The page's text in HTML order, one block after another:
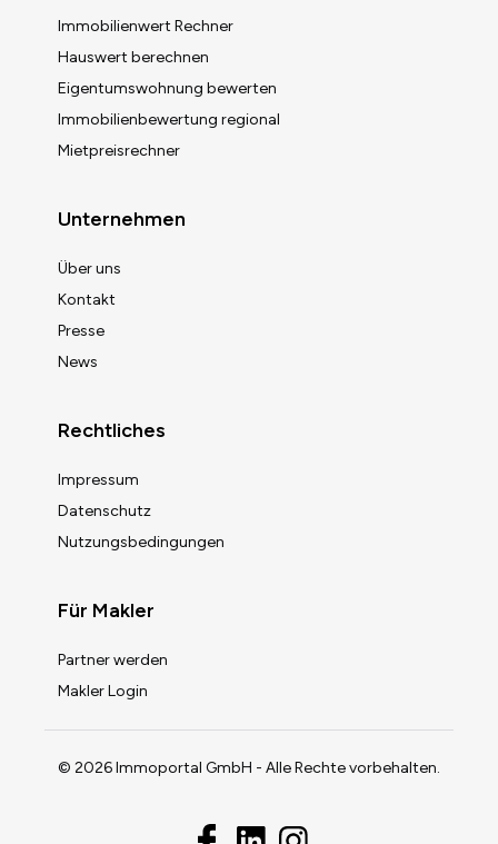
Immobilienwert Rechner
Hauswert berechnen
Eigentumswohnung bewerten
Immobilienbewertung regional
Mietpreisrechner
Unternehmen
Über uns
Kontakt
Presse
News
Rechtliches
Impressum
Datenschutz
Nutzungsbedingungen
Für Makler
Partner werden
Makler Login
© 2026 Immoportal GmbH - Alle Rechte vorbehalten.